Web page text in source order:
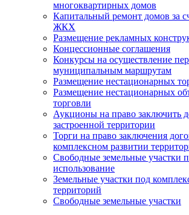
многоквартирных домов
Капитальный ремонт домов за
ЖКХ
Размещение рекламных
Концессионные соглашения
Конкурсы на осуществление
муниципальным маршрутам
Размещение нестационарных
Размещение нестационарных
торговли
Аукционы на право заключить
застроенной территории
Торги на право заключения
комплексном развитии
Свободные земельные участки
использование
Земельные участки под
территорий
Свободные земельные участки